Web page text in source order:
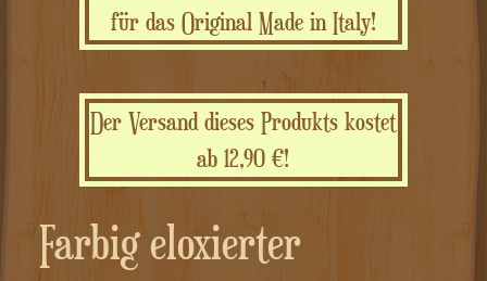
für das Original Made in Italy!
Der Versand dieses Produkts kostet
ab 12,90 €!
Farbig eloxierter